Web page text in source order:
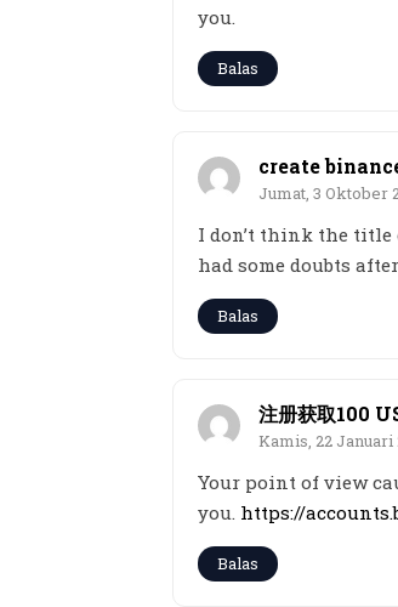
you.
Balas
create
Jumat, 3 Oktober
I don’t think the title
had some doubts
Balas
注册获取100
Kamis, 22 Januari
Your point of view
you. https://
Balas